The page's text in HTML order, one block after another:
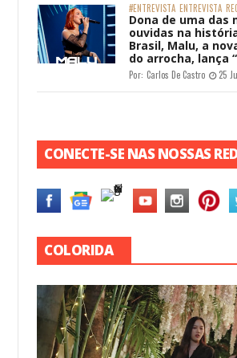
#ENTREVISTA ENTREVISTA
Dona de uma das
ouvidas na
Brasil, Malu, a
do arrocha, lança
Por: Carlos De Castro 25
CONECTE-SE NAS NOSSAS
COLORIDA